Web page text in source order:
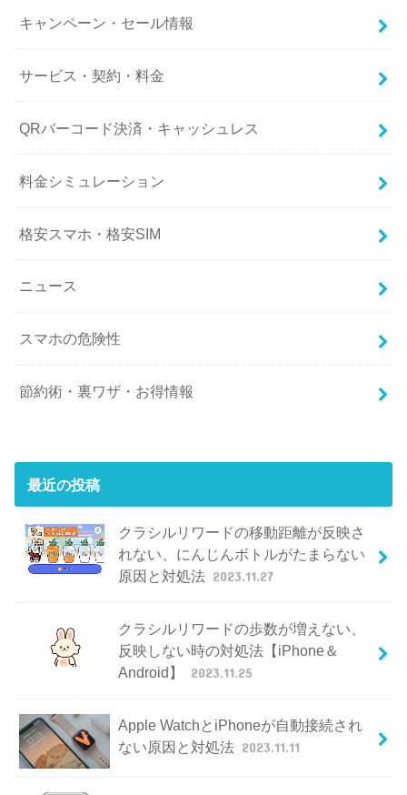
キャンペーン・セール情報
サービス・契約・料金
QRバーコード決済・キャッシュレス
料金シミュレーション
格安スマホ・格安SIM
ニュース
スマホの危険性
節約術・裏ワザ・お得情報
最近の投稿
クラシルリワードの移動距離が反映さ
れない、にんじんボトルがたまらない
原因と対処法 2023.11.27
クラシルリワードの歩数が増えない、
反映しない時の対処法【iPhone＆
Android】
2023.11.25
Apple WatchとiPhoneが自動接続され
ない原因と対処法 2023.11.11